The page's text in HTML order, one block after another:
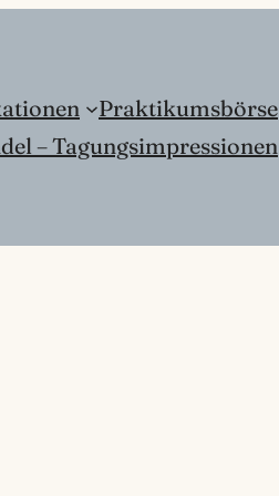
Praktikumsbörse
– Tagungsimpressionen